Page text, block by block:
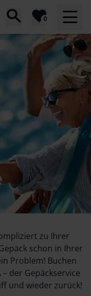
0
zu Ihrer
schon in Ihrer
Problem! Buchen
– der Gepäckservice
und wieder zurück!